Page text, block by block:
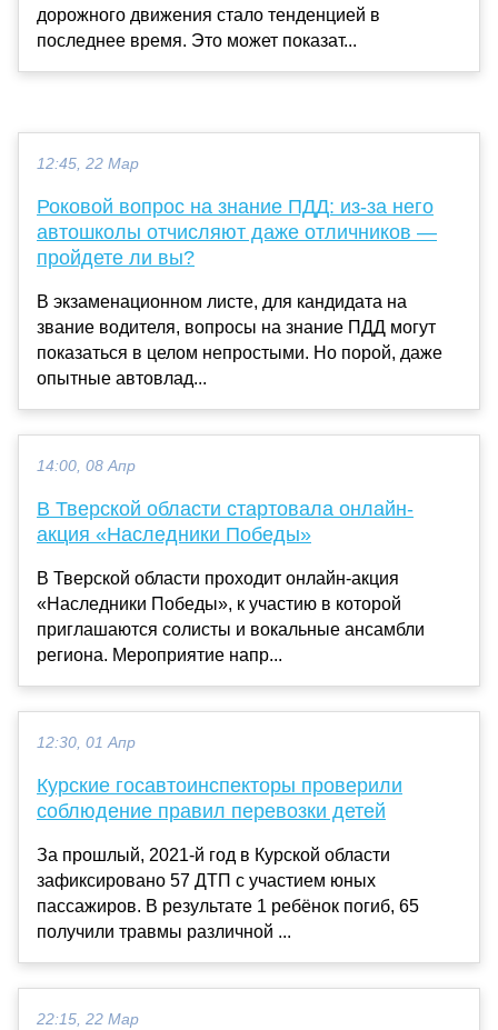
дорожного движения стало тенденцией в
последнее время. Это может показат...
12:45, 22 Мар
Роковой вопрос на знание ПДД: из-за него
автошколы отчисляют даже отличников —
пройдете ли вы?
В экзаменационном листе, для кандидата на
звание водителя, вопросы на знание ПДД могут
показаться в целом непростыми. Но порой, даже
опытные автовлад...
14:00, 08 Апр
В Тверской области стартовала онлайн-
акция «Наследники Победы»
В Тверской области проходит онлайн-акция
«Наследники Победы», к участию в которой
приглашаются солисты и вокальные ансамбли
региона. Мероприятие напр...
12:30, 01 Апр
Курские госавтоинспекторы проверили
соблюдение правил перевозки детей
За прошлый, 2021-й год в Курской области
зафиксировано 57 ДТП с участием юных
пассажиров. В результате 1 ребёнок погиб, 65
получили травмы различной ...
22:15, 22 Мар